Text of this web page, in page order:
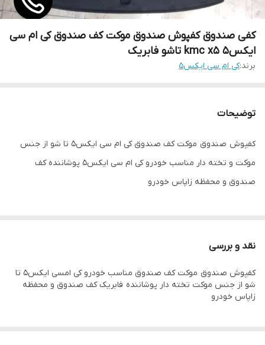
کفی صندوق کفپوش صندوق موکت کف صندوق کی ام سی
ایکس۵ kmc x5 تاشو فابریک
برند:کی ام سی ایکس۵
توضیحات
کفپوش صندوق موکت کف صندوق کی ام سی ایکس۵ تا شو از جنس
موکت و تخته دار مناسب خودرو کی ام سی ایکس۵ پوشاننده کف
صندوق و محفظه زاپاس خودرو
نقد و بررسی
کفپوش صندوق موکت کف صندوق مناسب خودرو کی امسی ایکس۵ تا
شو از جنس موکت تخته دار پوشاننده فابریک کف صندوق و محفظه
زاپاس خودرو